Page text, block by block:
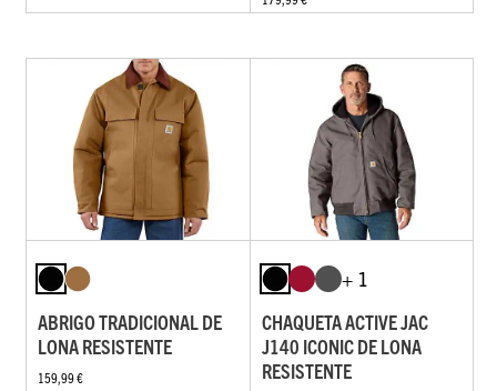
ABRIGO TRADICIONAL DE
LONA RESISTENTE
159,99 €
+ 1
CHAQUETA ACTIVE JAC
J140 ICONIC DE LONA
RESISTENTE